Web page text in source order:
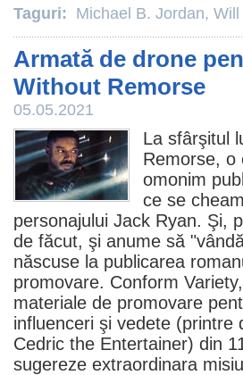
Taguri: Michael B. Jordan, Will
Armată de drone
Without Remorse
05.05.2021
La sfârşitul
Remorse, o
omonim
ce se
personajului Jack Ryan. Şi,
de făcut, şi anume să
născuse la publicarea
promovare. Conform
materiale de promovare
influenceri şi vedete
Cedric the Entertainer) din
sugereze extraordinara